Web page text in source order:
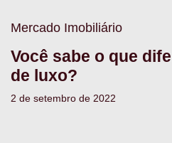
Mercado Imobiliário
Você sabe o que
de luxo?
2 de setembro de 2022